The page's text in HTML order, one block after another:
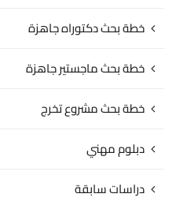
خطة بحث دكتوراه جاهزة
خطة بحث ماجستير جاهزة
خطة بحث مشروع تخرج
دبلوم مهني
دراسات سابقة